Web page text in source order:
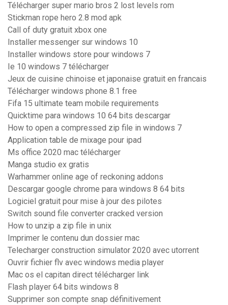
Télécharger super mario bros 2 lost levels rom
Stickman rope hero 2.8 mod apk
Call of duty gratuit xbox one
Installer messenger sur windows 10
Installer windows store pour windows 7
Ie 10 windows 7 télécharger
Jeux de cuisine chinoise et japonaise gratuit en francais
Télécharger windows phone 8.1 free
Fifa 15 ultimate team mobile requirements
Quicktime para windows 10 64 bits descargar
How to open a compressed zip file in windows 7
Application table de mixage pour ipad
Ms office 2020 mac télécharger
Manga studio ex gratis
Warhammer online age of reckoning addons
Descargar google chrome para windows 8 64 bits
Logiciel gratuit pour mise à jour des pilotes
Switch sound file converter cracked version
How to unzip a zip file in unix
Imprimer le contenu dun dossier mac
Telecharger construction simulator 2020 avec utorrent
Ouvrir fichier flv avec windows media player
Mac os el capitan direct télécharger link
Flash player 64 bits windows 8
Supprimer son compte snap définitivement